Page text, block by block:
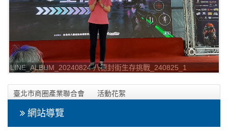
LINE_ALBUM_20240824 八德封街生存挑戰_240825_1
臺北市商圈產業聯合會
活動花絮
2024年08月24日 八德封街生存挑戰相本
網站導覽